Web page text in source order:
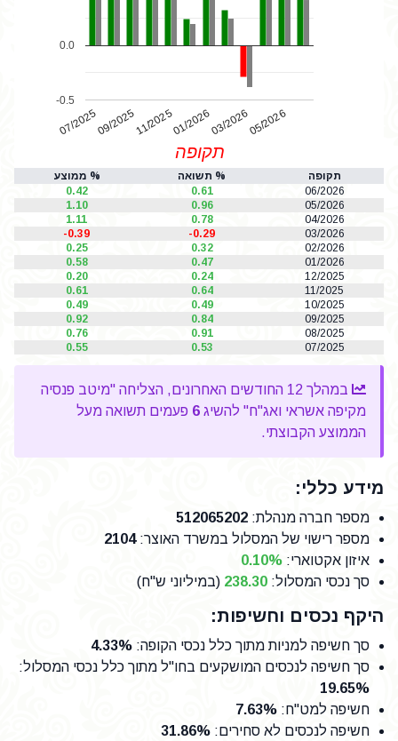
07/202509/202511/202501/202603/202605/2026
-0.5
0.0
תקופה
תקופה % תשואה
% ממוצע
06/2026
0.61
0.42
05/2026
0.96
1.10
04/2026
0.78
1.11
03/2026
-0.29
-0.39
02/2026
0.32
0.25
01/2026
0.47
0.58
12/2025
0.24
0.20
11/2025
0.64
0.61
10/2025
0.49
0.49
09/2025
0.84
0.92
08/2025
0.91
0.76
07/2025
0.53
0.55
במהלך 12 החודשים האחרונים, הצליחה "מיטב פנסיה
מקיפה אשראי ואג"ח" להשיג 6 פעמים תשואה מעל
הממוצע הקבוצתי.
מידע כללי:
מספר חברה מנהלת:
512065202
מספר רישוי של המסלול במשרד האוצר:
2104
איזון אקטוארי: 0.10%
סך נכסי המסלול: 238.30 (במיליוני ש"ח)
היקף נכסים וחשיפות:
סך חשיפה למניות מתוך כלל נכסי הקופה:
4.33%
סך חשיפה לנכסים המושקעים בחו"ל מתוך כלל נכסי המסלול:
19.65%
חשיפה למט"ח:
7.63%
חשיפה לנכסים לא סחירים:
31.86%